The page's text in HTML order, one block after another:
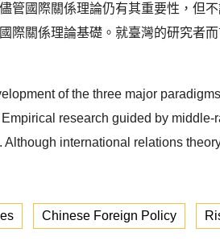
管國際關係理論仍有其重要性，但
際關係理論基礎。就臺灣的研究者
of the three major
research guided by middle-
international relations
Chinese Foreign Policy